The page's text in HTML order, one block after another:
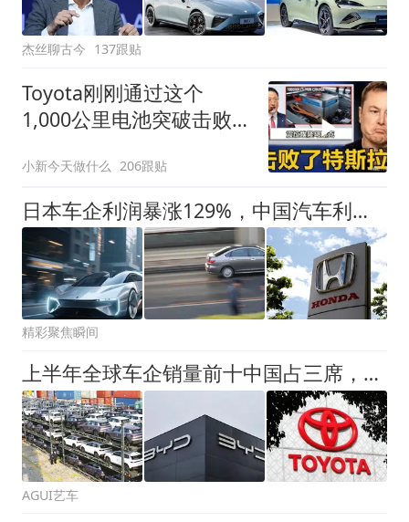
杰丝聊古今 137跟贴
Toyota刚刚通过这个
1,000公里电池突破击败了
小新今天做什么 206跟贴
日本车企利润暴涨129%，中国汽车利润率3.4%？别被数字骗了
精彩聚焦瞬间
上半年全球车企销量前十中国占三席，比亚迪、吉利排第六七
AGUI艺车